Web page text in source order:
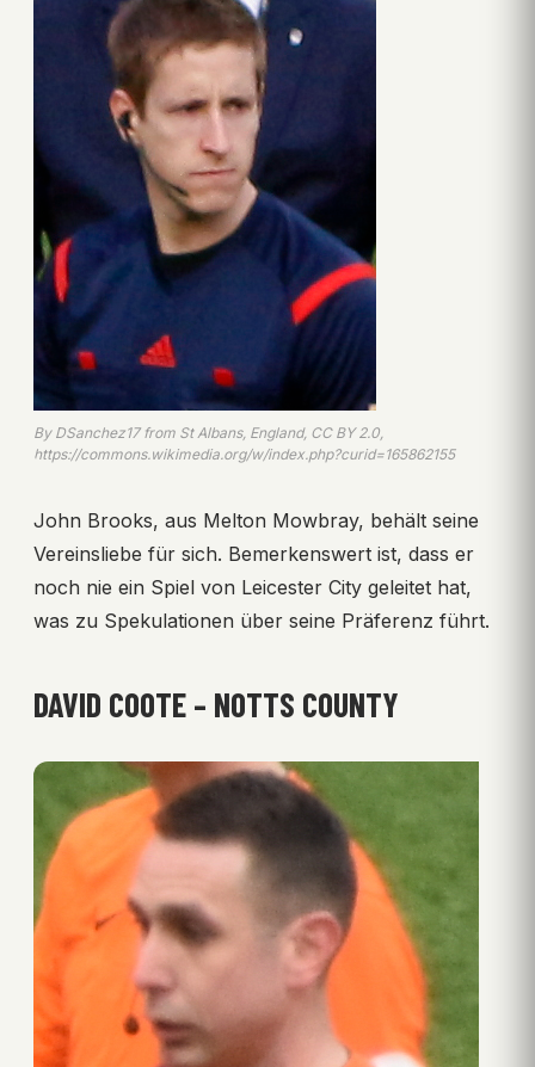
By DSanchez17 from St Albans, England, CC BY 2.0,
https://commons.wikimedia.org/w/index.php?curid=165862155
John Brooks, aus Melton Mowbray, behält seine
Vereinsliebe für sich. Bemerkenswert ist, dass er
noch nie ein Spiel von Leicester City geleitet hat,
was zu Spekulationen über seine Präferenz führt.
DAVID COOTE – NOTTS COUNTY